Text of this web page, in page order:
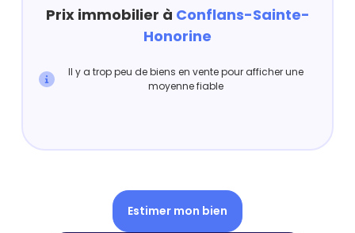
Prix immobilier à Conflans-Sainte-
Honorine
Il y a trop peu de biens en vente pour afficher une
moyenne fiable
Estimer mon bien